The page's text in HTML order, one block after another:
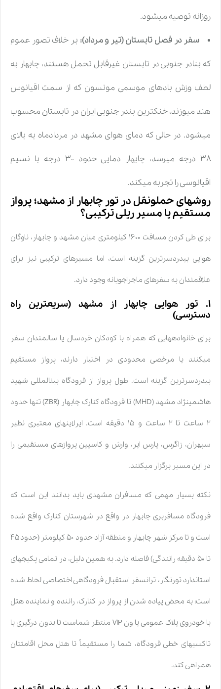
روزانه توصیه میشود.
سفر در فصل تابستان (تیر و مرداد): بر خلاف تصور عموم
که بنادر جنوبی در تابستان غیرقابل تحمل هستند، چابهار به
لطف وزش بادهای موسمی مونسون که از سمت اقیانوس
هند میوزند، خنکترین بندر جنوبی ایران در تابستان محسوب
میشود. در حالی که دمای هوای مشهد در مردادماه به بالای
۳۸ درجه میرسد، چابهار دمایی حدود ۳۰ درجه با نسیم
اقیانوسی را تجربه میکند.
روشهای حملونقل در تور چابهار از مشهد؛ پرواز
مستقیم یا مسیر ریلی ترکیبی؟
برای طی کردن مسافت ۱۶۰۰ کیلومتری میان مشهد و چابهار، ناوگان
هوایی بیدردسرترین گزینه است، اما مسیرهای ترکیبی نیز برای
علاقمندان به سفرهای ماجراجویانه وجود دارد.
۱. تور هوایی چابهار از مشهد (سریعترین راه
دسترسی)
برای خانوادههایی که همراه با کودکان خردسال یا سالمندان سفر
میکنند یا مرخصی محدودی در اختیار دارند، پرواز مستقیم
بیدردسرترین گزینه است. طول پرواز از فرودگاه بینالمللی شهید
هاشمینژاد مشهد (MHD) تا فرودگاه کنارک چابهار (ZBR) تنها حدود
۲ ساعت تا ۲ ساعت و ۱۵ دقیقه است. ایرلاینهای معتبری نظیر
سپهران، زاگرس، پارس ایر، وارش و کاسپین پروازهای مستقیمی را
در این مسیر برگزار میکنند.
نکته بسیار مهمی که مسافران مشهدی باید بدانند این است که
فرودگاه مسافربری چابهار در واقع در شهرستان کنارک واقع شده
است و تا مرکز شهر چابهار و منطقه آزاد حدود ۵۰ کیلومتر (حدود ۴۵
تا ۵۰ دقیقه رانندگی) فاصله دارد. به همین دلیل، در تمامی پکیجهای
استاندارد تورنگار، ترانسفر استقبال فرودگاهی اختصاصی لحاظ شده
است؛ به محض پیاده شدن از پرواز در کنارک، راننده و نماینده هتل
با خودروی پلاک عمومی یا ون VIP منتظر شماست تا بدون درگیری با
تاکسیهای خطی فرودگاه، شما را مستقیماً تا هتل محل اقامتتان
همراهی کند.